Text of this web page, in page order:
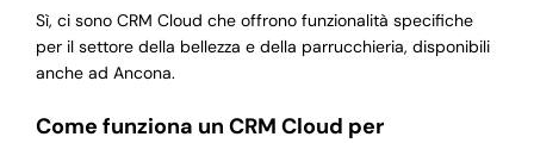
Sì, ci sono CRM Cloud che offrono funzionalità specifiche
per il settore della bellezza e della parrucchieria, disponibili
anche ad Ancona.
Come funziona un CRM Cloud per